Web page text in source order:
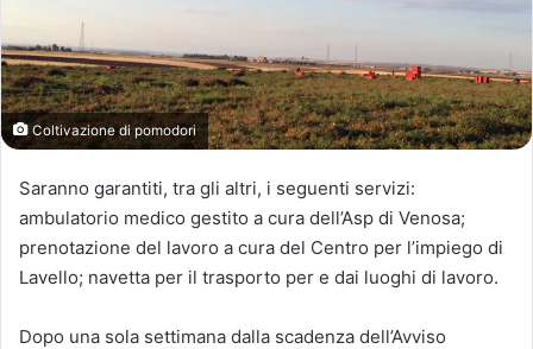
Coltivazione di pomodori
Saranno garantiti, tra gli altri, i seguenti servizi:
ambulatorio medico gestito a cura dell’Asp di Venosa;
prenotazione del lavoro a cura del Centro per l’impiego di
Lavello; navetta per il trasporto per e dai luoghi di lavoro.
Dopo una sola settimana dalla scadenza dell’Avviso